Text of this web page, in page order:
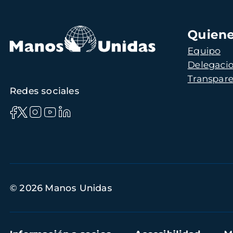
Navegación
principal
Equipo
Redes sociales
de
© 2026 Manos Unidas